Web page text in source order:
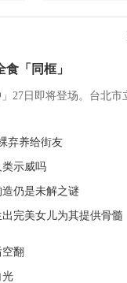
「同框」
27日即将登场。台北市
弃养给街友
示威吗
仍是未解之谜
完美女儿为其提供骨髓
翻
光